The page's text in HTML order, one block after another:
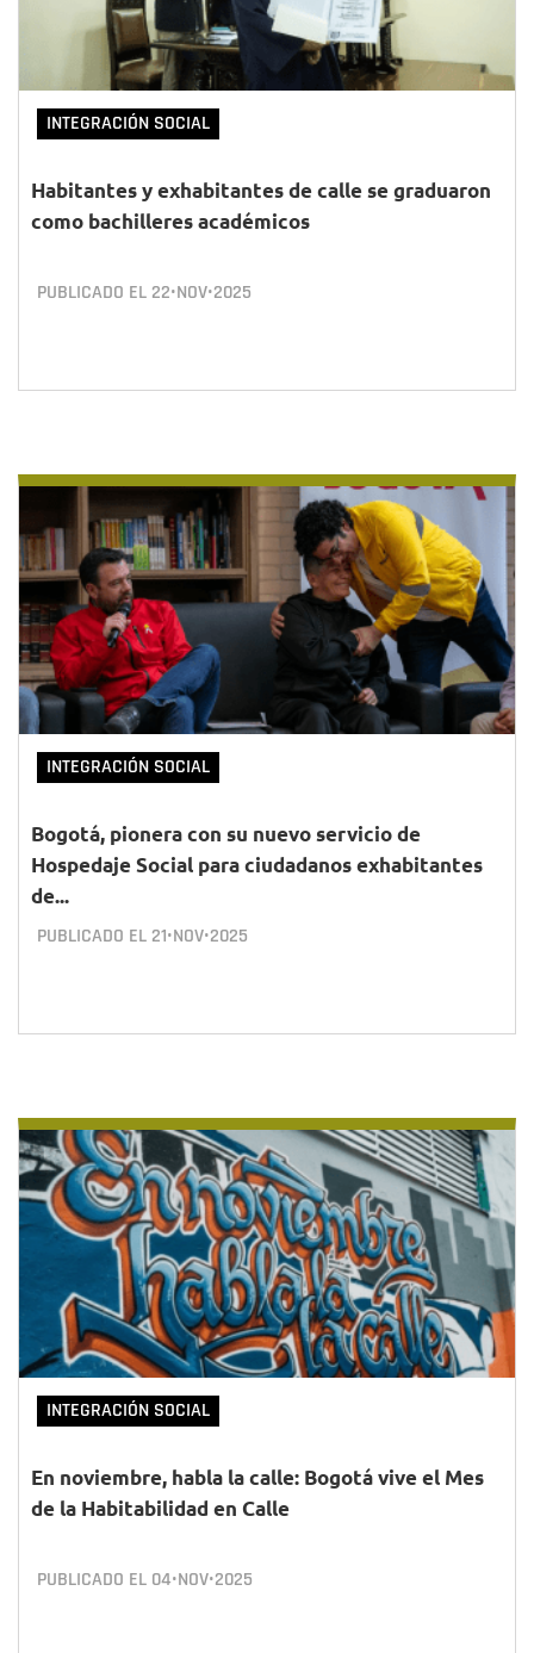
INTEGRACIÓN SOCIAL
Habitantes y exhabitantes de calle se graduaron
como bachilleres académicos
PUBLICADO EL 22•NOV•2025
INTEGRACIÓN SOCIAL
Bogotá, pionera con su nuevo servicio de
Hospedaje Social para ciudadanos exhabitantes
de...
PUBLICADO EL 21•NOV•2025
INTEGRACIÓN SOCIAL
En noviembre, habla la calle: Bogotá vive el Mes
de la Habitabilidad en Calle
PUBLICADO EL 04•NOV•2025